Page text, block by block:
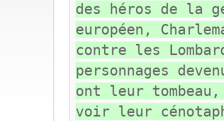
des héros de la
européen,
contre les
personnages
ont leur
voir leur